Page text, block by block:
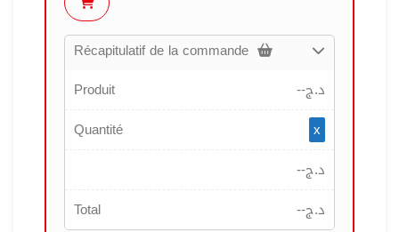
Récapitulatif de la commande
Produit
--د.ج
Quantité
x
--د.ج
Total
--د.ج